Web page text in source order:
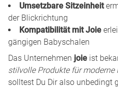
Umsetzbare Sitzeinheit
der Blickrichtung
Kompatibilität mit Joie
gängigen Babyschalen
Das Unternehmen joie ist
stilvolle Produkte für moderne
solltest Du Dir also unbedingt